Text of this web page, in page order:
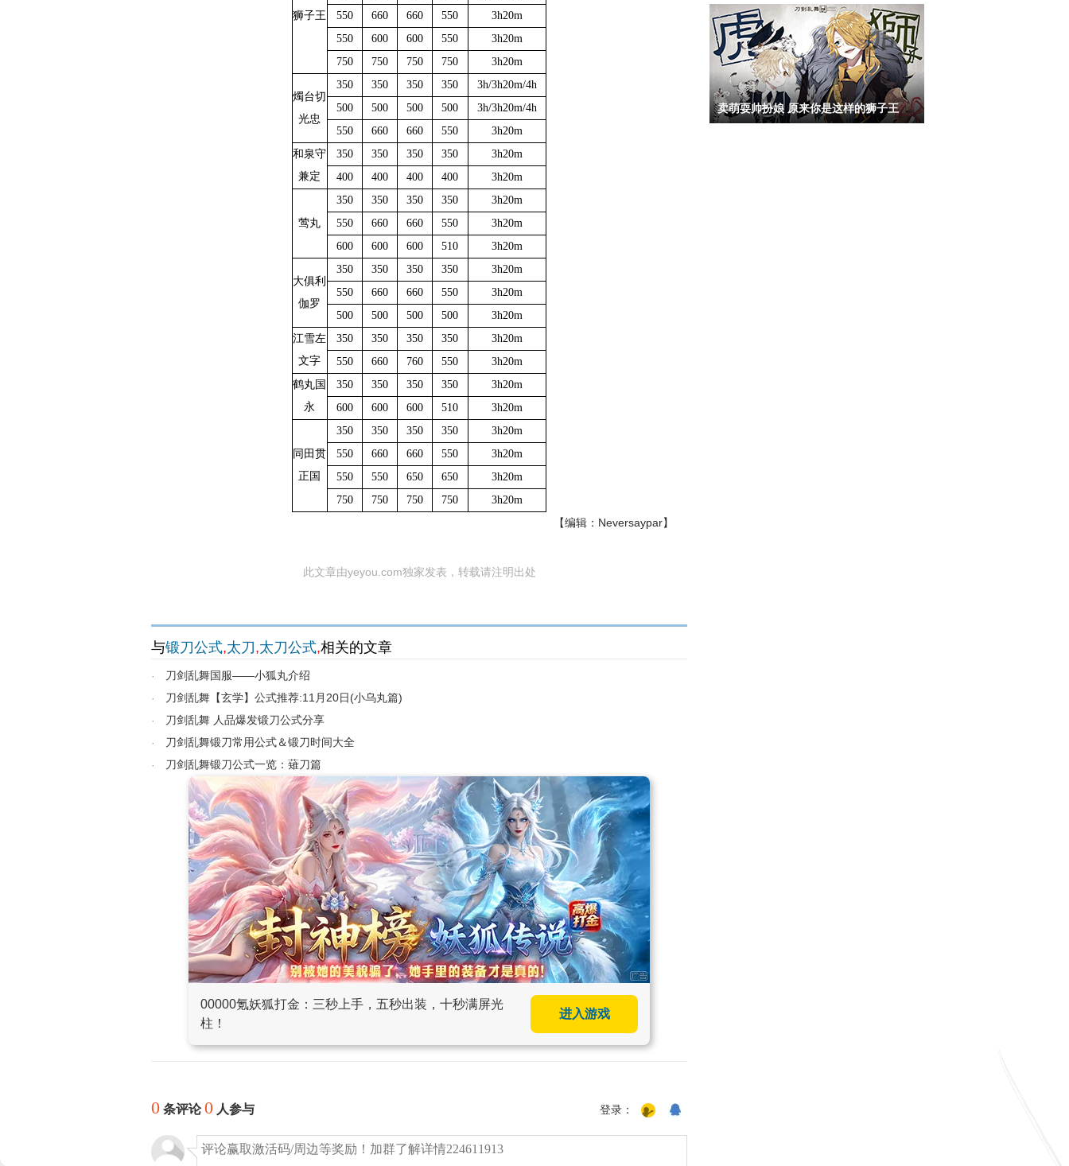
狮子王
550
660 660 550
3h20m
550
600 600 550
3h20m
750
750 750 750 3h20m
燭台切
光忠
350 350 350 350
3h/3h20m/4h
500
500 500 500
3h/3h20m/4h
550
660 660 550
3h20m
和泉守
兼定
350 350 350 350
3h20m
400
400 400 400 3h20m
莺丸
350 350 350 350
3h20m
550
660 660 550
3h20m
600
600 600 510 3h20m
大俱利
伽罗
350 350 350 350
3h20m
550
660 660 550
3h20m
500
500 500 500
3h20m
江雪左
文字
350 350 350 350
3h20m
550
660 760 550
3h20m
鹤丸国
永
350 350 350 350
3h20m
600
600 600 510 3h20m
同田贯
正国
350 350 350 350
3h20m
550
660 660 550
3h20m
550
550 650 650
3h20m
750
750 750 750 3h20m
【编辑：Neversaypar】
此文章由yeyou.com独家发表，转载请注明出处
与锻刀公式,太刀 ,太刀公式,相关的文章
·
刀剑乱舞国服——小狐丸介绍
·
刀剑乱舞【玄学】公式推荐:11月20日(小乌丸篇)
·
刀剑乱舞 人品爆发锻刀公式分享
·
刀剑乱舞锻刀常用公式＆锻刀时间大全
·
刀剑乱舞锻刀公式一览：薙刀篇
00000氪妖狐打金：三秒上手，五秒出装，十秒满屏光
柱！
进入游戏
0 条评论0 人参与 登录：
卖萌耍帅扮娘 原来你是这样的狮子王